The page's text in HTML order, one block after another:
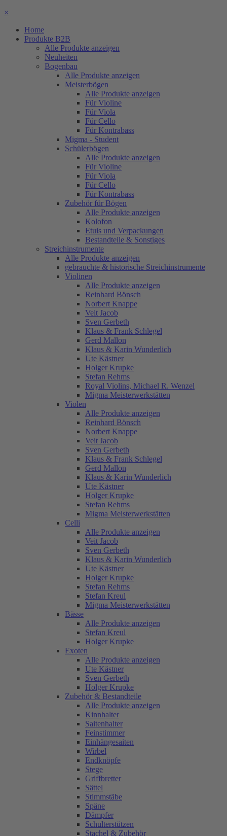
×
Home
Produkte B2B
Alle Produkte anzeigen
Neuheiten
Bogenbau
Alle Produkte anzeigen
Meisterbögen
Alle Produkte anzeigen
Für Violine
Für Viola
Für Cello
Für Kontrabass
Migma - Student
Schülerbögen
Alle Produkte anzeigen
Für Violine
Für Viola
Für Cello
Für Kontrabass
Zubehör für Bögen
Alle Produkte anzeigen
Kolofon
Etuis und Verpackungen
Bestandteile & Sonstiges
Streichinstrumente
Alle Produkte anzeigen
gebrauchte & historische Streichinstrumente
Violinen
Alle Produkte anzeigen
Reinhard Bönsch
Norbert Knappe
Veit Jacob
Sven Gerbeth
Klaus & Frank Schlegel
Gerd Mallon
Klaus & Karin Wunderlich
Ute Kästner
Holger Krupke
Stefan Rehms
Royal Violins, Michael R. Wenzel
Migma Meisterwerkstätten
Violen
Alle Produkte anzeigen
Reinhard Bönsch
Norbert Knappe
Veit Jacob
Sven Gerbeth
Klaus & Frank Schlegel
Gerd Mallon
Klaus & Karin Wunderlich
Ute Kästner
Holger Krupke
Stefan Rehms
Migma Meisterwerkstätten
Celli
Alle Produkte anzeigen
Veit Jacob
Sven Gerbeth
Klaus & Karin Wunderlich
Ute Kästner
Holger Krupke
Stefan Rehms
Stefan Kreul
Migma Meisterwerkstätten
Bässe
Alle Produkte anzeigen
Stefan Kreul
Holger Krupke
Exoten
Alle Produkte anzeigen
Ute Kästner
Sven Gerbeth
Holger Krupke
Zubehör & Bestandteile
Alle Produkte anzeigen
Kinnhalter
Saitenhalter
Feinstimmer
Einhängesaiten
Wirbel
Endknöpfe
Stege
Griffbretter
Sättel
Stimmstäbe
Späne
Dämpfer
Schulterstützen
Stachel & Zubehör